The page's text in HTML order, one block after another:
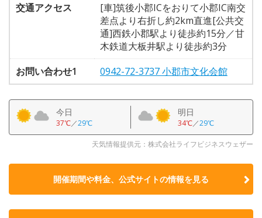
交通アクセス
[車]筑後小郡ICをおりて小郡IC南交
差点より右折し約2km直進[公共交
通]西鉄小郡駅より徒歩約15分／甘
木鉄道大板井駅より徒歩約3分
お問い合わせ1
0942-72-3737 小郡市文化会館
今日
37℃／29℃
明日
34℃／29℃
天気情報提供元：株式会社ライフビジネスウェザー
開催期間や料金、公式サイトの情報を見る